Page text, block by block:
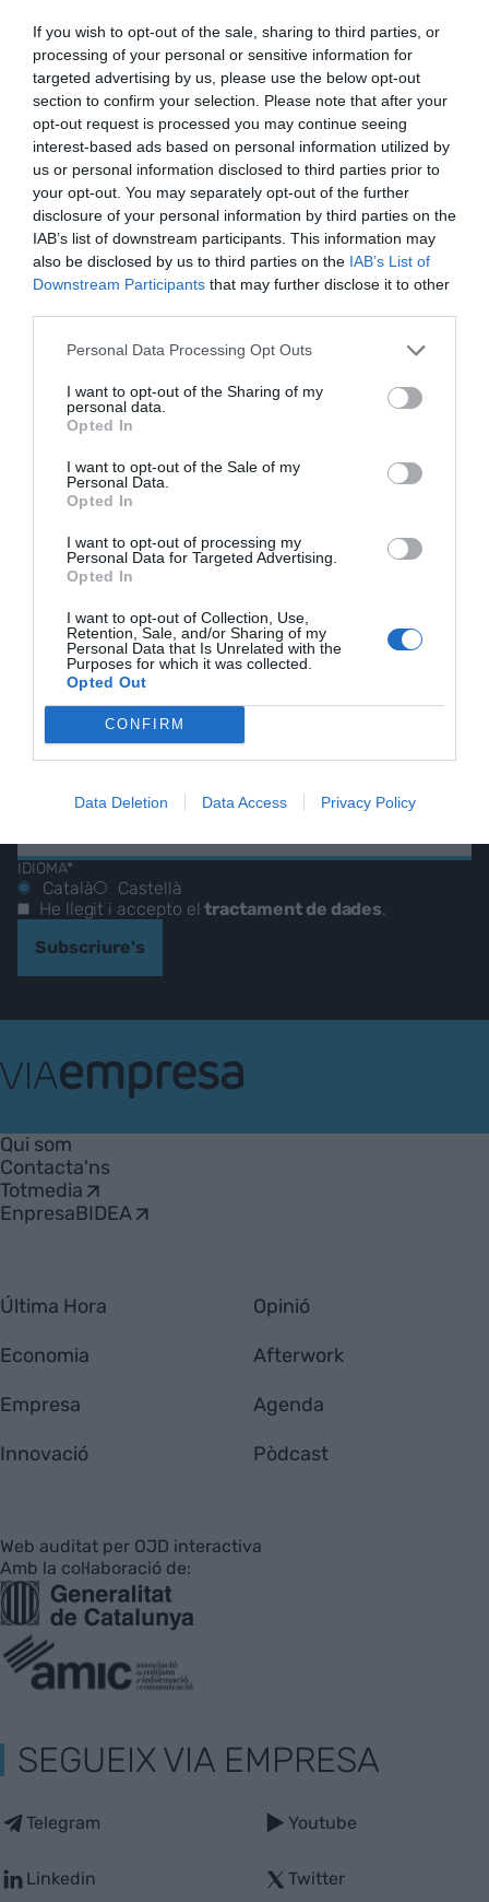
If you wish to opt-out of the sale, sharing to third parties, or
processing of your personal or sensitive information for
targeted advertising by us, please use the below opt-out
section to confirm your selection. Please note that after your
opt-out request is processed you may continue seeing
interest-based ads based on personal information utilized by
us or personal information disclosed to third parties prior to
your opt-out. You may separately opt-out of the further
disclosure of your personal information by third parties on the
IAB’s list of downstream participants. This information may
also be disclosed by us to third parties on the IAB’s List of
Downstream Participants that may further disclose it to other
Personal Data Processing Opt Outs
I want to opt-out of the Sharing of my
personal data.
Opted In
I want to opt-out of the Sale of my
Personal Data.
Opted In
I want to opt-out of processing my
Personal Data for Targeted Advertising.
Opted In
I want to opt-out of Collection, Use,
Retention, Sale, and/or Sharing of my
Personal Data that Is Unrelated with the
Purposes for which it was collected.
Opted Out
CONFIRM
Data Deletion Data Access Privacy Policy
cosmètiques que
de producció
d’habitatge”
ELS MÉS LLEGITS
AVUI DESTAQUEM
EL NOSTRE
BUTLLETÍ
Les nostres millors
històries, reportatges i
CORREU ELECTRÒNIC
IDIOMA*
Català
Castellà
He llegit i accepto eltractament de dades.
Subscriure's
Empresa
Qui som
Contacta'ns
Totmedia
EnpresaBIDEA
Última Hora
Economia
Empresa
Innovació
Opinió
Afterwork
Agenda
Pòdcast
Web auditat per OJD interactiva
Amb la col·laboració de:
SEGUEIX VIA EMPRESA
Telegram
Linkedin
Youtube
Twitter